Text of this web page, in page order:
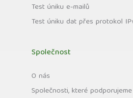
Test úniku e-mailů
Test úniku dat přes protokol
Společnost
O nás
Společnosti, které podporujeme